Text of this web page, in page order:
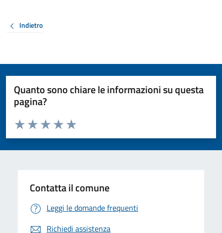
Indietro
Quanto sono chiare le informazioni su questa
pagina?
Valuta da 1 a 5 stelle la pagina
Valuta 5 stelle su 5
Valuta 4 stelle su 5
Valuta 3 stelle su 5
Valuta 2 stelle su 5
Valuta 1 stelle su 5
Contatta il comune
Leggi le domande frequenti
Richiedi assistenza